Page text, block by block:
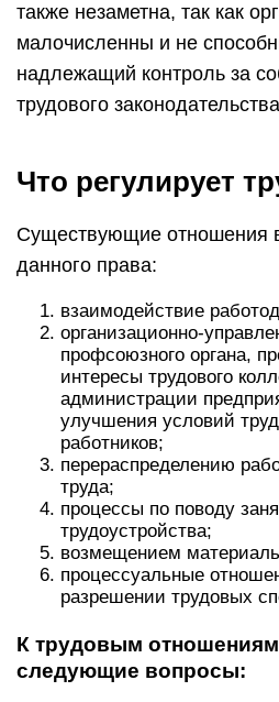
также незаметна, так как
малочисленны и не
надлежащий контроль за
трудового
Что регулирует
Существующие отношения
данного права:
взаимодействие
организационно-
профсоюзного органа,
интересы трудового
администрации
улучшения условий
работников;
перераспределению
труда;
процессы по поводу
трудоустройства;
возмещением
процессуальные
разрешении трудовых
К трудовым отношениям
следующие вопросы: